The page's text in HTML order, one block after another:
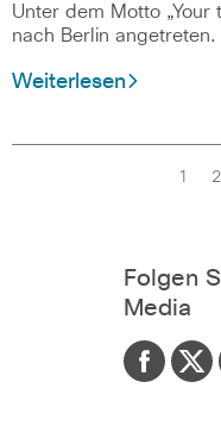
Unter dem Motto „Your
nach Berlin
Weiterlesen
1 2
Folgen
Media